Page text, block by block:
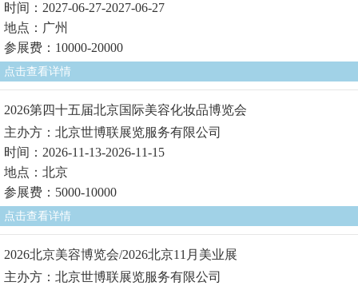
时间：2027-06-27-2027-06-27
地点：广州
参展费：10000-20000
点击查看详情
2026第四十五届北京国际美容化妆品博览会
主办方：北京世博联展览服务有限公司
时间：2026-11-13-2026-11-15
地点：北京
参展费：5000-10000
点击查看详情
2026北京美容博览会/2026北京11月美业展
主办方：北京世博联展览服务有限公司